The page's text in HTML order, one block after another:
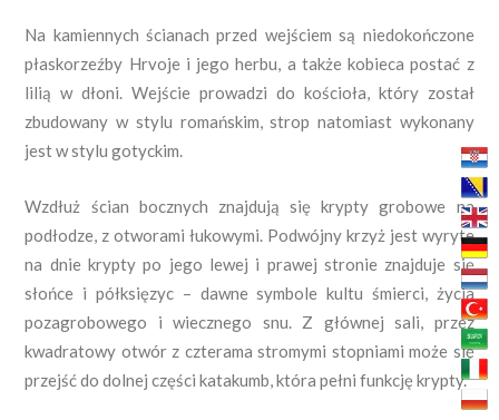
Na kamiennych ścianach przed wejściem są niedokończone
płaskorzeźby Hrvoje i jego herbu, a także kobieca postać z
lilią w dłoni. Wejście prowadzi do kościoła, który został
zbudowany w stylu romańskim, strop natomiast wykonany
jest w stylu gotyckim.
Wzdłuż ścian bocznych znajdują się krypty grobowe na
podłodze, z otworami łukowymi. Podwójny krzyż jest wyryte
na dnie krypty po jego lewej i prawej stronie znajduje się
słońce i półksięzyc – dawne symbole kultu śmierci, życia
pozagrobowego i wiecznego snu. Z głównej sali, przez
kwadratowy otwór z czterama stromymi stopniami może się
przejść do dolnej części katakumb, która pełni funkcję krypty.